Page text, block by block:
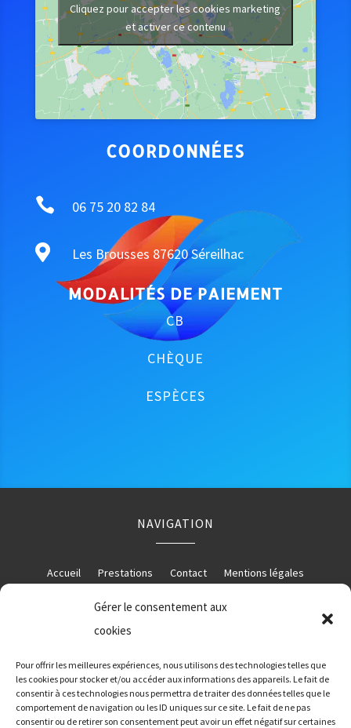
Gérer le consentement aux
cookies
Pour offrir les meilleures expériences, nous utilisons des technologies telles que
les cookies pour stocker et/ou accéder aux informations des appareils. Le fait de
consentir à ces technologies nous permettra de traiter des données telles que le
comportement de navigation ou les ID uniques sur ce site. Le fait de ne pas
consentir ou de retirer son consentement peut avoir un effet négatif sur certaines
Cliquez pour accepter les cookies marketing
et activer ce contenu
COORDONNÉES
 06 75 20 82 84
 Les Brousses 87620 Séreilhac
MODALITÉS DE PAIEMENT
CB
CHÈQUE
ESPÈCES
NAVIGATION
Accueil Prestations Contact Mentions légales